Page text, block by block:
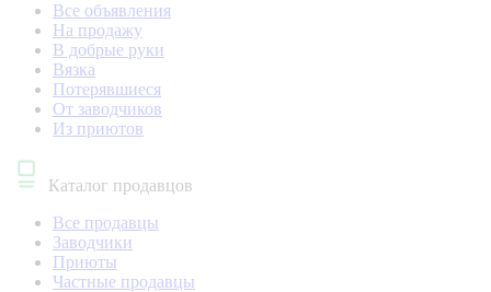
Все объявления
На продажу
В добрые руки
Вязка
Потерявшиеся
От заводчиков
Из приютов
Каталог продавцов
Все продавцы
Заводчики
Приюты
Частные продавцы